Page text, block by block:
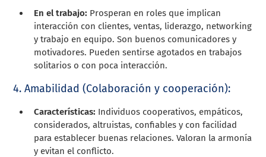
En el trabajo: Prosperan en roles que implican
interacción con clientes, ventas, liderazgo, networking
y trabajo en equipo. Son buenos comunicadores y
motivadores. Pueden sentirse agotados en trabajos
solitarios o con poca interacción.
4. Amabilidad (Colaboración y cooperación):
Características: Individuos cooperativos, empáticos,
considerados, altruistas, confiables y con facilidad
para establecer buenas relaciones. Valoran la armonía
y evitan el conflicto.